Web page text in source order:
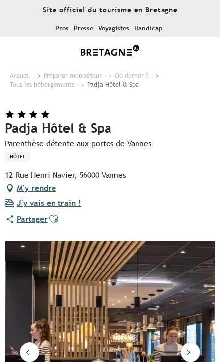
Site officiel du tourisme en Bretagne
Pros Presse Voyagistes Handicap
Accueil Préparer mon séjour
Où dormir ?
Tous les hébergements
Padja Hôtel & Spa
Padja Hôtel & Spa
Parenthèse détente aux portes de Vannes
HÔTEL
12 Rue Henri Navier, 56000 Vannes
M'y rendre
J'y vais en train !
PartagerAjouter aux favoris